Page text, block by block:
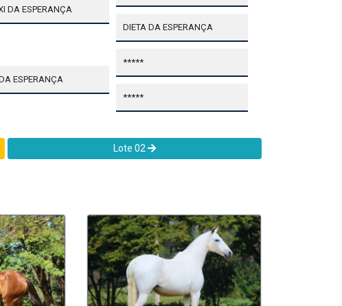
DA ESPERANÇA
DIETA DA ESPERANÇA
ESPERANÇA
*****
*****
Lote 02